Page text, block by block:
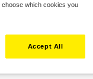
choose which cookies you
Accept All